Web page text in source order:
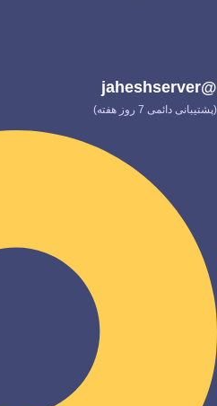
@jaheshserver
(پشتیبانی دائمی 7 روز هفته)